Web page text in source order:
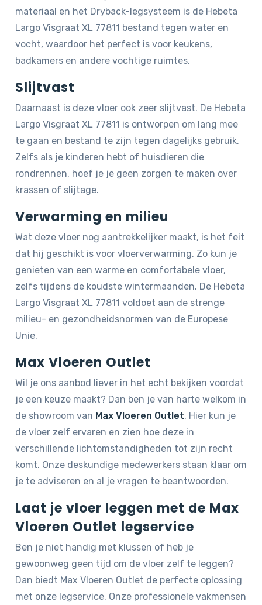
materiaal en het Dryback-legsysteem is de Hebeta
Largo Visgraat XL 77811 bestand tegen water en
vocht, waardoor het perfect is voor keukens,
badkamers en andere vochtige ruimtes.
Slijtvast
Daarnaast is deze vloer ook zeer slijtvast. De Hebeta
Largo Visgraat XL 77811 is ontworpen om lang mee
te gaan en bestand te zijn tegen dagelijks gebruik.
Zelfs als je kinderen hebt of huisdieren die
rondrennen, hoef je je geen zorgen te maken over
krassen of slijtage.
Verwarming en milieu
Wat deze vloer nog aantrekkelijker maakt, is het feit
dat hij geschikt is voor vloerverwarming. Zo kun je
genieten van een warme en comfortabele vloer,
zelfs tijdens de koudste wintermaanden. De Hebeta
Largo Visgraat XL 77811 voldoet aan de strenge
milieu- en gezondheidsnormen van de Europese
Unie.
Max Vloeren Outlet
Wil je ons aanbod liever in het echt bekijken voordat
je een keuze maakt? Dan ben je van harte welkom in
de showroom van Max Vloeren Outlet. Hier kun je
de vloer zelf ervaren en zien hoe deze in
verschillende lichtomstandigheden tot zijn recht
komt. Onze deskundige medewerkers staan klaar om
je te adviseren en al je vragen te beantwoorden.
Laat je vloer leggen met de Max
Vloeren Outlet legservice
Ben je niet handig met klussen of heb je
gewoonweg geen tijd om de vloer zelf te leggen?
Dan biedt Max Vloeren Outlet de perfecte oplossing
met onze legservice. Onze professionele vakmensen